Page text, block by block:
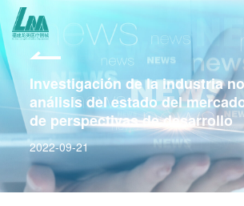
Investigación de la industria
análisis del estado del
de perspectivas de desarrollo
2022-09-21